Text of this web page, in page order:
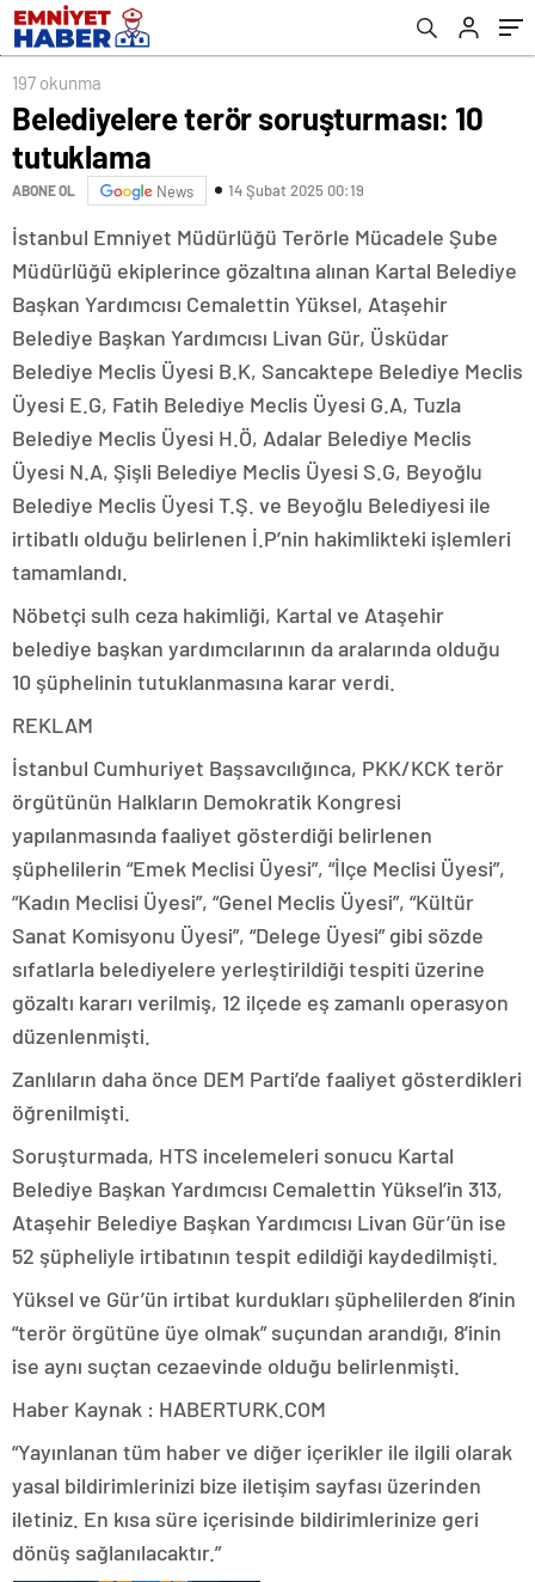
197 okunma
Belediyelere terör soruşturması: 10
tutuklama
ABONE OL News 14 Şubat 2025 00:19
İstanbul Emniyet Müdürlüğü Terörle Mücadele Şube
Müdürlüğü ekiplerince gözaltına alınan Kartal Belediye
Başkan Yardımcısı Cemalettin Yüksel, Ataşehir
Belediye Başkan Yardımcısı Livan Gür, Üsküdar
Belediye Meclis Üyesi B.K, Sancaktepe Belediye Meclis
Üyesi E.G, Fatih Belediye Meclis Üyesi G.A, Tuzla
Belediye Meclis Üyesi H.Ö, Adalar Belediye Meclis
Üyesi N.A, Şişli Belediye Meclis Üyesi S.G, Beyoğlu
Belediye Meclis Üyesi T.Ş. ve Beyoğlu Belediyesi ile
irtibatlı olduğu belirlenen İ.P’nin hakimlikteki işlemleri
tamamlandı.
Nöbetçi sulh ceza hakimliği, Kartal ve Ataşehir
belediye başkan yardımcılarının da aralarında olduğu
10 şüphelinin tutuklanmasına karar verdi.
REKLAM
İstanbul Cumhuriyet Başsavcılığınca, PKK/KCK terör
örgütünün Halkların Demokratik Kongresi
yapılanmasında faaliyet gösterdiği belirlenen
şüphelilerin “Emek Meclisi Üyesi”, “İlçe Meclisi Üyesi”,
“Kadın Meclisi Üyesi”, “Genel Meclis Üyesi”, “Kültür
Sanat Komisyonu Üyesi”, “Delege Üyesi” gibi sözde
sıfatlarla belediyelere yerleştirildiği tespiti üzerine
gözaltı kararı verilmiş, 12 ilçede eş zamanlı operasyon
düzenlenmişti.
Zanlıların daha önce DEM Parti’de faaliyet gösterdikleri
öğrenilmişti.
Soruşturmada, HTS incelemeleri sonucu Kartal
Belediye Başkan Yardımcısı Cemalettin Yüksel’in 313,
Ataşehir Belediye Başkan Yardımcısı Livan Gür’ün ise
52 şüpheliyle irtibatının tespit edildiği kaydedilmişti.
Yüksel ve Gür’ün irtibat kurdukları şüphelilerden 8’inin
“terör örgütüne üye olmak” suçundan arandığı, 8’inin
ise aynı suçtan cezaevinde olduğu belirlenmişti.
Haber Kaynak : HABERTURK.COM
“Yayınlanan tüm haber ve diğer içerikler ile ilgili olarak
yasal bildirimlerinizi bize iletişim sayfası üzerinden
iletiniz. En kısa süre içerisinde bildirimlerinize geri
dönüş sağlanılacaktır.”